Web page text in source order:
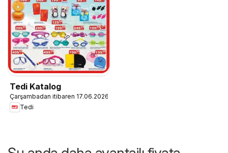
Tedi Katalog
Çarşambadan itibaren 17.06.2026
Tedi